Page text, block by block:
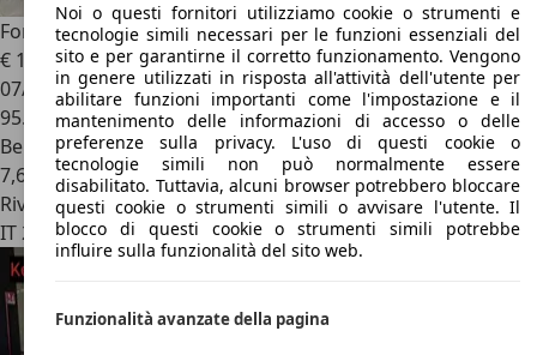
Ford Focus2.3 ECOBOOST ST 280CV *MANUALE*
€ 17.9001
07/2020
95.435 km
Benzina
7,6 l/100 km (comb.)
Rivenditore
IT 20093Cologno Monzese - Milano - Mi
Noi o questi fornitori utilizziamo cookie o strumenti e
tecnologie simili necessari per le funzioni essenziali del
sito e per garantirne il corretto funzionamento. Vengono
in genere utilizzati in risposta all'attività dell'utente per
abilitare funzioni importanti come l'impostazione e il
mantenimento delle informazioni di accesso o delle
preferenze sulla privacy. L'uso di questi cookie o
tecnologie simili non può normalmente essere
disabilitato. Tuttavia, alcuni browser potrebbero bloccare
questi cookie o strumenti simili o avvisare l'utente. Il
blocco di questi cookie o strumenti simili potrebbe
influire sulla funzionalità del sito web.
Funzionalità avanzate della pagina